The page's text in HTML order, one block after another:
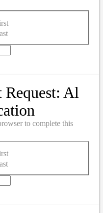
Al
to complete this